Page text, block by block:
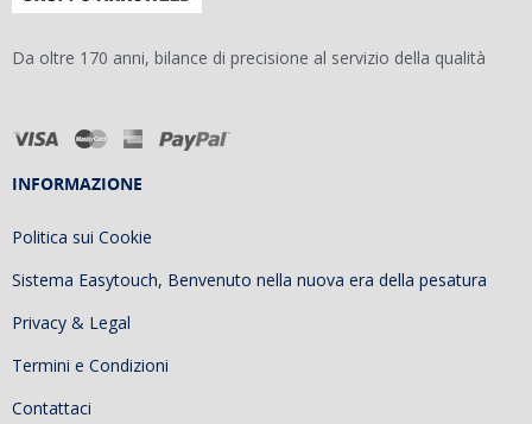
Da oltre 170 anni, bilance di precisione al servizio della qualità
INFORMAZIONE
Politica sui Cookie
Sistema Easytouch, Benvenuto nella nuova era della pesatura
Privacy & Legal
Termini e Condizioni
Contattaci